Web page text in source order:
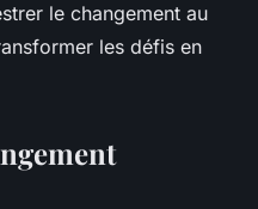
le changement au
les défis en